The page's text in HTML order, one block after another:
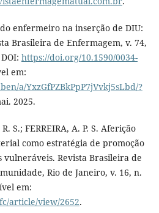
enfermeiro na inserção de DIU:
Brasileira de Enfermagem, v. 74,
https://doi.org/10.1590/0034-
em:
a/YxzGfPZBkPpP7jVvkj5sLbd/?
2025.
S.; FERREIRA, A. P. S. Aferição
como estratégia de promoção
vulneráveis. Revista Brasileira de
Rio de Janeiro, v. 16, n.
em:
article/view/2652.